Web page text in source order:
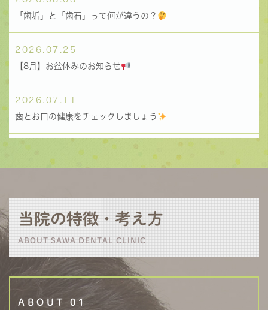
「歯垢」と「歯石」って何が違うの？
2026.07.25
【8月】お盆休みのお知らせ
2026.07.11
歯とお口の健康をチェックしましょう
歯科医院でプロのケアを受けましょう！🪥
よく噛むことでお口と全身の健康に
歯周病と全身の健康の関係について
2026.06.03
当院の特徴・考え方
ABOUT SAWA DENTAL CLINIC
ABOUT 01